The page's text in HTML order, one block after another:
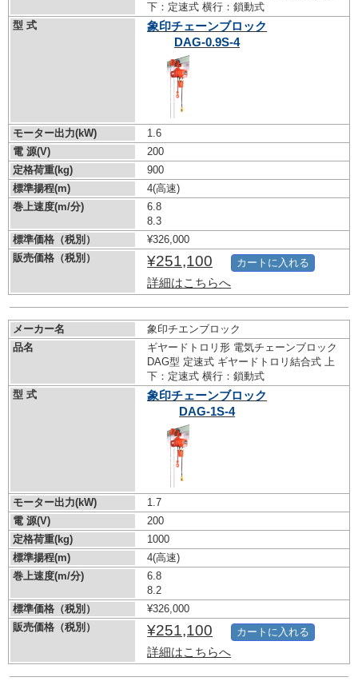
下：定速式 横行：鎖動式
型 式
象印チェーンブロック
DAG-0.9S-4
モーター出力(kW)
1.6
電 源(V)
200
定格荷重(kg)
900
標準揚程(m)
4(高速)
巻上速度(m/分)
6.8
8.3
標準価格（税別）
¥326,000
販売価格（税別）
¥251,100
詳細はこちらへ
カートに入れる
メーカー名
象印チエンブロック
品名
ギヤードトロリ形 電気チェーンブロック
DAG型 定速式 ギヤードトロリ結合式 上
下：定速式 横行：鎖動式
型 式
象印チェーンブロック
DAG-1S-4
モーター出力(kW)
1.7
電 源(V)
200
定格荷重(kg)
1000
標準揚程(m)
4(高速)
巻上速度(m/分)
6.8
8.2
標準価格（税別）
¥326,000
販売価格（税別）
¥251,100
詳細はこちらへ
カートに入れる